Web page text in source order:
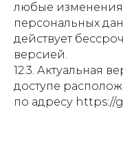
любые
персональных
действует
версией.
12.3. Актуальная
доступе
по адресу https://